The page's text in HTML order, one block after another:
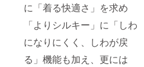
に「着る快適さ」を求め
「よりシルキー」に「しわ
になりにくく、しわが戻
る」機能も加え、更には